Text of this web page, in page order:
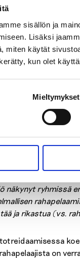
sisällön ja
Lisäksi
miten käytät
kun olet
Mieltymykset
kryptosijoittaminen
määrin
myös
47
kertoi
ja
tai sen tilalle. Osa
aiheuttamien
näkynyt ryhmissä
ja rikastua (vs.
on